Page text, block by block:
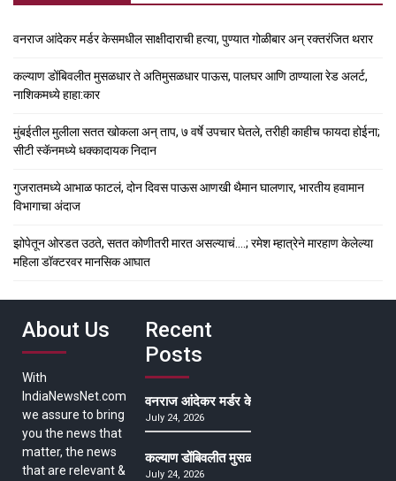
वनराज आंदेकर मर्डर केसमधील साक्षीदाराची हत्या, पुण्यात गोळीबार अन् रक्तरंजित थरार
कल्याण डोंबिवलीत मुसळधार ते अतिमुसळधार पाऊस, पालघर आणि ठाण्याला रेड अलर्ट,
नाशिकमध्ये हाहा:कार
मुंबईतील मुलीला सतत खोकला अन् ताप, ७ वर्षे उपचार घेतले, तरीही काहीच फायदा होईना;
सीटी स्कॅनमध्ये धक्कादायक निदान
गुजरातमध्ये आभाळ फाटलं, दोन दिवस पाऊस आणखी थैमान घालणार, भारतीय हवामान
विभागाचा अंदाज
झोपेतून ओरडत उठते, सतत कोणीतरी मारत असल्याचं….; रमेश म्हात्रेने मारहाण केलेल्या
महिला डॉक्टरवर मानसिक आघात
About Us
With
IndiaNewsNet.com
we assure to bring
you the news that
matter, the news
that are relevant &
Recent
Posts
वनराज आंदेकर मर्डर केसमधील साक्षीदाराची हत्या,
July 24, 2026
कल्याण डोंबिवलीत मुसळधार ते अतिमुसळधार पाऊस,
July 24, 2026